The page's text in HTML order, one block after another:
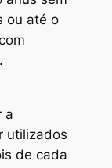
ou até o
a
utilizados
de cada